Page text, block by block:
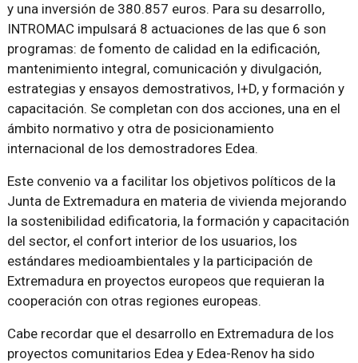
y una inversión de 380.857 euros. Para su desarrollo,
INTROMAC impulsará 8 actuaciones de las que 6 son
programas: de fomento de calidad en la edificación,
mantenimiento integral, comunicación y divulgación,
estrategias y ensayos demostrativos, I+D, y formación y
capacitación. Se completan con dos acciones, una en el
ámbito normativo y otra de posicionamiento
internacional de los demostradores Edea.
Este convenio va a facilitar los objetivos políticos de la
Junta de Extremadura en materia de vivienda mejorando
la sostenibilidad edificatoria, la formación y capacitación
del sector, el confort interior de los usuarios, los
estándares medioambientales y la participación de
Extremadura en proyectos europeos que requieran la
cooperación con otras regiones europeas.
Cabe recordar que el desarrollo en Extremadura de los
proyectos comunitarios Edea y Edea-Renov ha sido